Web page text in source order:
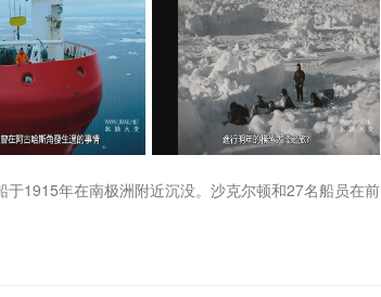
1915年在南极洲附近沉没。沙克尔顿和27名船员在前